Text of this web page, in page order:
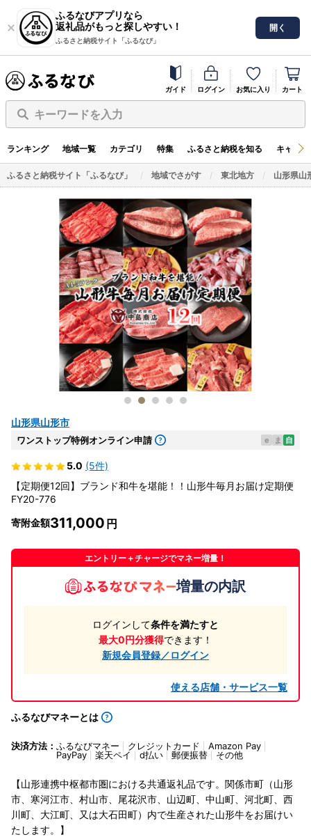
ふるなびアプリなら
返礼品がもっと探しやすい！
ふるさと納税サイト「ふるなび」
開く
ガイド ログイン お気に入り カート
キーワードを入力
ランキング 地域一覧 カテゴリ 特集 ふるさと納税を知る キャン
ふるさと納税サイト「ふるなび」 地域でさがす 東北地方 山形県山
山形県山形市
ワンストップ特例オンライン申請 e ま 自
5.0 (5件)
【定期便12回】ブランド和牛を堪能！！山形牛毎月お届け定期便
FY20-776
寄附金額311,000
エントリー＋チャージでマネー増量！
増量の内訳
ログインして条件を満たすと
最大0円分獲得できます！
新規会員登録／ログイン
使える店舗・サービス一覧
ふるなびマネーとは
決済方法： ふるなびマネー クレジットカード
Amazon Pay
PayPay
楽天ペイ d払い 郵便振替 その他
【山形連携中枢都市圏における共通返礼品です。関係市町（山形
市、寒河江市、村山市、尾花沢市、山辺町、中山町、河北町、西
川町、大江町、又は大石田町）内で生産された山形牛をお届けい
たします。】